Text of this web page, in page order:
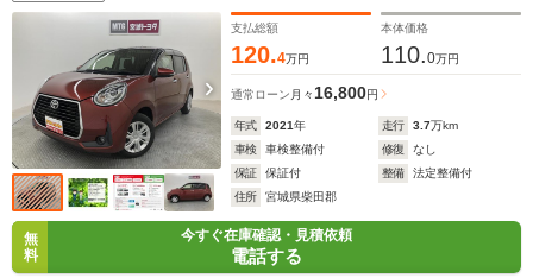
支払総額
120.4万円
本体価格
110.0万円
通常ローン 月々 16,800円
年式 2021年 走行 3.7万km
車検
車検整備付 修復
なし
保証
保証付 整備
法定整備付
住所
宮城県柴田郡
無
料
今すぐ在庫確認・見積依頼
電話する